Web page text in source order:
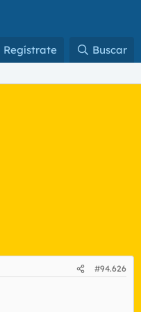
Regístrate Buscar
#94.626